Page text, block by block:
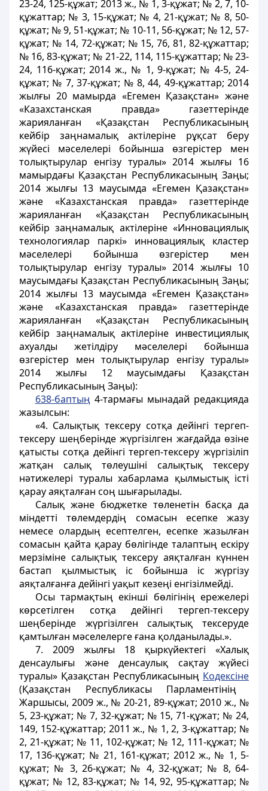
23-24, 125-құжат; 2013 ж., № 1, 3-құжат; № 2, 7, 10-
құжаттар; № 3, 15-құжат; № 4, 21-құжат; № 8, 50-
құжат; № 9, 51-құжат; № 10-11, 56-құжат; № 12, 57-
құжат; № 14, 72-құжат; № 15, 76, 81, 82-құжаттар;
№ 16, 83-құжат; № 21-22, 114, 115-құжаттар; № 23-
24, 116-құжат; 2014 ж., № 1, 9-құжат; № 4-5, 24-
құжат; № 7, 37-құжат; № 8, 44, 49-құжаттар; 2014
жылғы 20 мамырда «Егемен Қазақстан» және
«Казахстанская правда» газеттерінде
жарияланған «Қазақстан Республикасының
кейбір заңнамалық актілеріне рұқсат беру
жүйесі мәселелері бойынша өзгерістер мен
толықтырулар енгізу туралы» 2014 жылғы 16
мамырдағы Қазақстан Республикасының Заңы;
2014 жылғы 13 маусымда «Егемен Қазақстан»
және «Казахстанская правда» газеттерінде
жарияланған «Қазақстан Республикасының
кейбір заңнамалық актілеріне «Инновациялық
технологиялар паркі» инновациялық кластер
мәселелері бойынша өзгерістер мен
толықтырулар енгізу туралы» 2014 жылғы 10
маусымдағы Қазақстан Республикасының Заңы;
2014 жылғы 13 маусымда «Егемен Қазақстан»
және «Казахстанская правда» газеттерінде
жарияланған «Қазақстан Республикасының
кейбір заңнамалық актілеріне инвестициялық
ахуалды жетілдіру мәселелері бойынша
өзгерістер мен толықтырулар енгізу туралы»
2014 жылғы 12 маусымдағы Қазақстан
Республикасының Заңы):
638-баптың 4-тармағы мынадай редакцияда
жазылсын:
«4. Салықтық тексеру сотқа дейінгі тергеп-
тексеру шеңберінде жүргізілген жағдайда өзіне
қатысты сотқа дейінгі тергеп-тексеру жүргізіліп
жатқан салық төлеушіні салықтық тексеру
нәтижелері туралы хабарлама қылмыстық істі
қарау аяқталған соң шығарылады.
Салық және бюджетке төленетін басқа да
міндетті төлемдердің сомасын есепке жазу
немесе олардың есептелген, есепке жазылған
сомасын қайта қарау бөлігінде талаптың ескіру
мерзіміне салықтық тексеру аяқталған күннен
бастап қылмыстық іс бойынша іс жүргізу
аяқталғанға дейінгі уақыт кезеңі енгізілмейді.
Осы тармақтың екінші бөлігінің ережелері
көрсетілген сотқа дейінгі тергеп-тексеру
шеңберінде жүргізілген салықтық тексеруде
қамтылған мәселелерге ғана қолданылады.».
7. 2009 жылғы 18 қыркүйектегі «Халық
денсаулығы және денсаулық сақтау жүйесі
туралы» Қазақстан Республикасының Кодексіне
(Қазақстан Республикасы Парламентінің
Жаршысы, 2009 ж., № 20-21, 89-құжат; 2010 ж., №
5, 23-құжат; № 7, 32-құжат; № 15, 71-құжат; № 24,
149, 152-құжаттар; 2011 ж., № 1, 2, 3-құжаттар; №
2, 21-құжат; № 11, 102-құжат; № 12, 111-құжат; №
17, 136-құжат; № 21, 161-құжат; 2012 ж., № 1, 5-
құжат; № 3, 26-құжат; № 4, 32-құжат; № 8, 64-
құжат; № 12, 83-құжат; № 14, 92, 95-құжаттар; №